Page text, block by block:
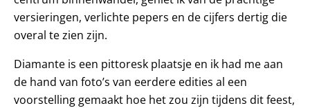
versieringen, verlichte pepers en de cijfers dertig die
overal te zien zijn.
Diamante is een pittoresk plaatsje en ik had me aan
de hand van foto’s van eerdere edities al een
voorstelling gemaakt hoe het zou zijn tijdens dit feest,